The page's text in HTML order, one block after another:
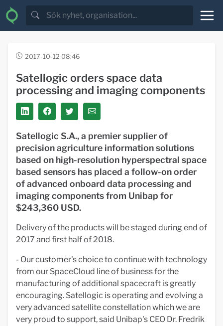
2017-10-12 08:46
Satellogic orders space data
processing and imaging components
Satellogic S.A., a premier supplier of
precision agriculture information solutions
based on high-resolution hyperspectral space
based sensors has placed a follow-on order
of advanced onboard data processing and
imaging components from Unibap for
$243,360 USD.
Delivery of the products will be staged during end of
2017 and first half of 2018.
- Our customer's choice to continue with technology
from our SpaceCloud line of business for the
manufacturing of additional spacecraft is greatly
encouraging. Satellogic is operating and evolving a
very advanced satellite constellation which we are
very proud to support, said Unibap's CEO Dr. Fredrik